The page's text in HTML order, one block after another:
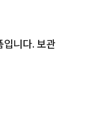
니다. 보관